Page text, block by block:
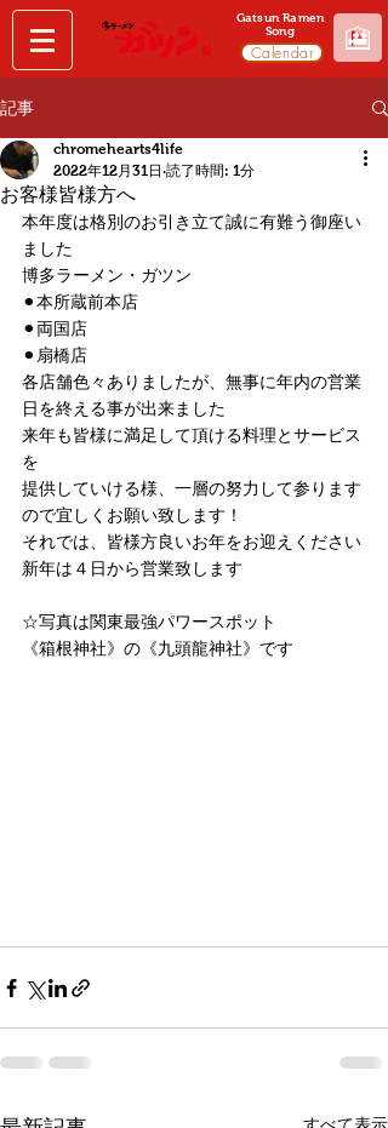
Gatsun Ramen
Song
🎦
Calendar
記事
お客様皆様方へ
chromehearts4life
2022年12月31日 読了時間: 1分
本年度は格別のお引き立て誠に有難う御座い
ました
博多ラーメン・ガツン
⚫︎本所蔵前本店
⚫︎両国店
⚫︎扇橋店
各店舗色々ありましたが、無事に年内の営業
日を終える事が出来ました
来年も皆様に満足して頂ける料理とサービス
を
提供していける様、一層の努力して参ります
ので宜しくお願い致します！
それでは、皆様方良いお年をお迎えください
新年は４日から営業致します
☆写真は関東最強パワースポット
《箱根神社》の《九頭龍神社》です